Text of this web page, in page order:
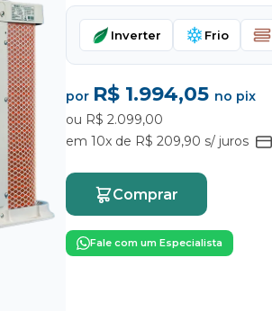
Inverter Frio
por R$ 1.994,05 no pix
ou R$ 2.099,00
em 10x de R$ 209,90 s/ juros
Comprar
Fale com um Especialista